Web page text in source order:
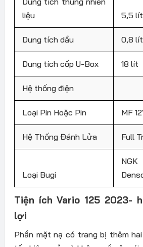
liệu
5,5 lít
Dung tích dầu 0,8 lít
Dung tích cốp U-Box 18 lít
Hệ thống điện
Loại Pin Hoặc Pin MF
Hệ Thống Đánh Lửa Full
Loại Bugi
Tiện ích Vario 125 2023-
lợi
Phần mặt nạ có trang bị thêm